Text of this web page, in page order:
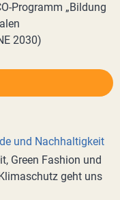
Programm „Bildung
2030)
und Nachhaltigkeit
Green Fashion und
geht uns